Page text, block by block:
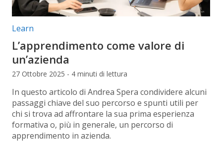
Categorie articolo:
Learn
L’apprendimento come valore di
un’azienda
27 Ottobre 2025 - 4 minuti di lettura
In questo articolo di Andrea Spera condividere alcuni
passaggi chiave del suo percorso e spunti utili per
chi si trova ad affrontare la sua prima esperienza
formativa o, più in generale, un percorso di
apprendimento in azienda.